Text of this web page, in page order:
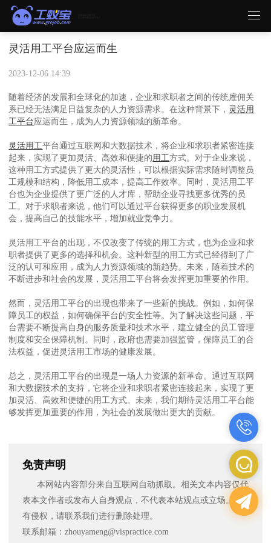
灵活用工平台应运而生
2023-12-06 14:39
随着经济的发展和全球化的加速，企业和求职者之间的传统雇佣关
系已经无法满足日益复杂的人力资源需求。在这种背景下， 灵活用
工平台应运而生，成为人力资源领域的新革命。
灵活用工平台通过互联网和大数据技术，将企业和求职者紧密连接
起来，实现了更加灵活、高效和便捷的用工方式。对于企业来说，
这种用工方式提供了更大的灵活性，可以根据实际需求随时调整员
工规模和结构，降低用工成本，提高工作效率。同时，灵活用工平
台也为企业提供了更广泛的人才库，帮助企业寻找更多优秀的员
工。对于求职者来说，他们可以通过平台获得更多的职业发展机
会，提高自己的技能水平，增加就业竞争力。
灵活用工平台的出现，不仅改变了传统的用工方式，也为企业和求
职者提供了更多的选择和机会。这种新型的用工方式已经得到了广
泛的认可和应用，成为人力资源领域的新趋势。未来，随着技术的
不断进步和社会的发展，灵活用工平台将会发挥更加重要的作用。
然而，灵活用工平台的出现也带来了一些新的挑战。例如，如何保
障员工的权益，如何确保平台的安全性等。为了解决这些问题，平
台需要不断提高自身的服务质量和技术水平，建立健全的员工管理
制度和安全保障机制。同时，政府也需要加强监管，保障员工的合
法权益，促进灵活用工市场的健康发展。
总之，灵活用工平台的出现是一场人力资源的新革命。通过互联网
和大数据技术的支持，它将企业和求职者紧密连接起来，实现了更
加灵活、高效和便捷的用工方式。未来，我们期待灵活用工平台能
够发挥更加重要的作用，为社会的发展做出更大的贡献。
免责声明
本网站内容部分来自互联网自动抓取。相关文本内容仅代
表本文作者或发布人自身观点，不代表本站观点或立场。如
有侵权，请联系我们进行删除处理。
联系邮箱：zhouyameng@vispractice.com